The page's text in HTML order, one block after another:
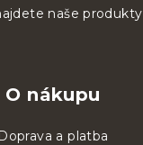
naše produkty
O nákupu
Doprava a platba